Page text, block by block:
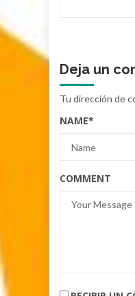
Deja un
Tu dirección de
NAME*
COMMENT